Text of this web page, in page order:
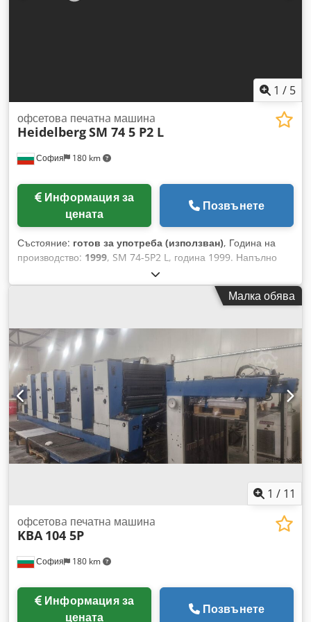
1 / 5
София 180 km
офсетовa печатнa машинa
HeidelbergSM 74 5 P2 L
Информация за
цената
Позвънете
Състояние: готов за употреба (използван), Година на
производство: 1999, SM 74-5P2 L, година 1999. Напълно
рециклирана и обновена от Heidelberg през 2012 г. Всички
автоматични почистващи системи. Autoplate.
Темпериращи валове. Technotrans. 198 милионаМалка обява
1 / 11
София 180 km
офсетовa печатнa машинa
KBA 104 5P
Информация за
цената
Позвънете